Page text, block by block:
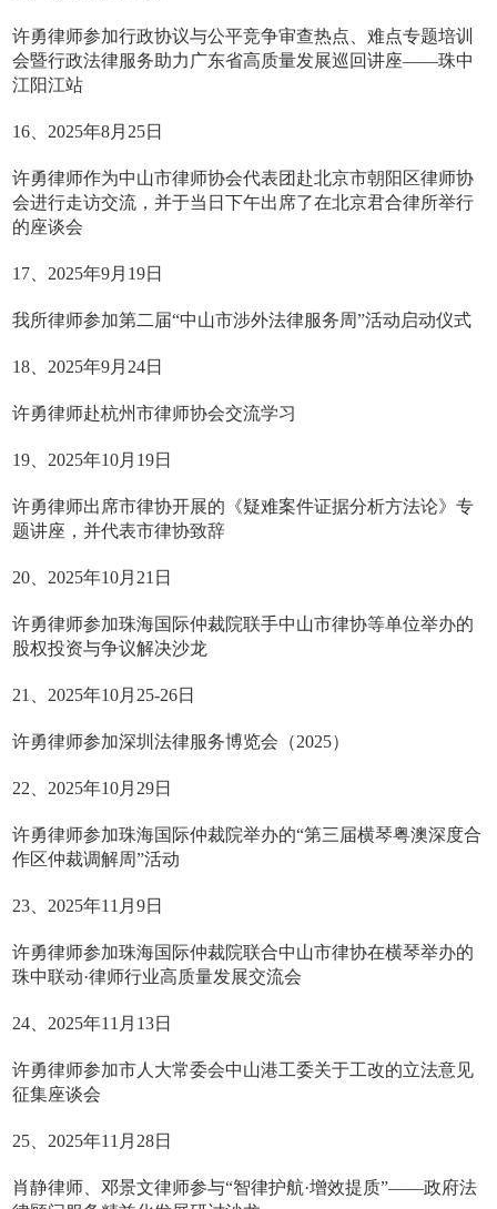
许勇律师参加行政协议与公平竞争审查热点、难点专题培训
会暨行政法律服务助力广东省高质量发展巡回讲座——珠中
江阳江站
16、2025年8月25日
许勇律师作为中山市律师协会代表团赴北京市朝阳区律师协
会进行走访交流，并于当日下午出席了在北京君合律所举行
的座谈会
17、2025年9月19日
我所律师参加第二届“中山市涉外法律服务周”活动启动仪式
18、2025年9月24日
许勇律师赴杭州市律师协会交流学习
19、2025年10月19日
许勇律师出席市律协开展的《疑难案件证据分析方法论》专
题讲座，并代表市律协致辞
20、2025年10月21日
许勇律师参加珠海国际仲裁院联手中山市律协等单位举办的
股权投资与争议解决沙龙
21、2025年10月25-26日
许勇律师参加深圳法律服务博览会（2025）
22、2025年10月29日
许勇律师参加珠海国际仲裁院举办的“第三届横琴粤澳深度合
作区仲裁调解周”活动
23、2025年11月9日
许勇律师参加珠海国际仲裁院联合中山市律协在横琴举办的
珠中联动·律师行业高质量发展交流会
24、2025年11月13日
许勇律师参加市人大常委会中山港工委关于工改的立法意见
征集座谈会
25、2025年11月28日
肖静律师、邓景文律师参与“智律护航·增效提质”——政府法